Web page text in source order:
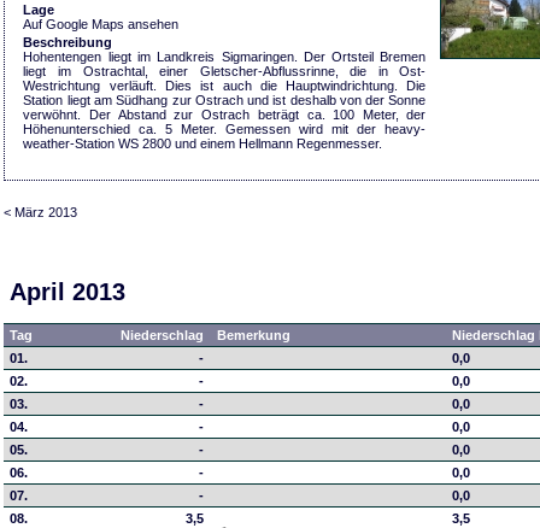
Lage
Auf Google Maps ansehen
Beschreibung
Hohentengen liegt im Landkreis Sigmaringen. Der Ortsteil Bremen
liegt im Ostrachtal, einer Gletscher-Abflussrinne, die in Ost-
Westrichtung verläuft. Dies ist auch die Hauptwindrichtung. Die
Station liegt am Südhang zur Ostrach und ist deshalb von der Sonne
verwöhnt. Der Abstand zur Ostrach beträgt ca. 100 Meter, der
Höhenunterschied ca. 5 Meter. Gemessen wird mit der heavy-
weather-Station WS 2800 und einem Hellmann Regenmesser.
< März 2013
April 2013
Tag Niederschlag Bemerkung
01.
-
0,0
02.
-
0,0
03.
-
0,0
04.
-
0,0
05.
-
0,0
06.
-
0,0
07.
-
0,0
08.
3,5 3,5